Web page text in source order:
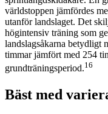
världstoppen jämfördes
utanför landslaget. Det
högintensiv träning som
landslagsåkarna betydligt
timmar jämfört med 254
grundträningsperiod.16
Bäst med